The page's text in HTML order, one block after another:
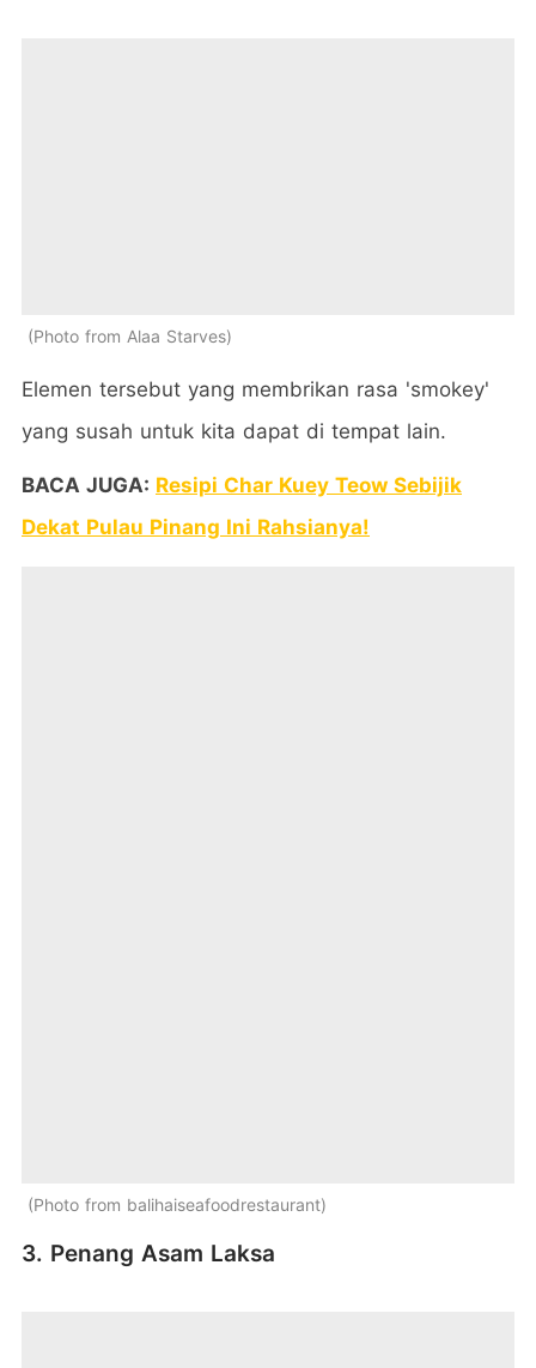
Photo from Alaa Starves
Elemen tersebut yang membrikan rasa 'smokey'
yang susah untuk kita dapat di tempat lain.
BACA JUGA: Resipi Char Kuey Teow Sebijik
Dekat Pulau Pinang Ini Rahsianya!
Photo from balihaiseafoodrestaurant
3. Penang Asam Laksa